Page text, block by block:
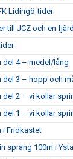
Lidingö-tider
till JCZ och en
del 4 – medel/lång
del 3 – hopp och
del 2 – vi kollar
del 1 – vi kollar
i Fridkastet
sprang 100m i